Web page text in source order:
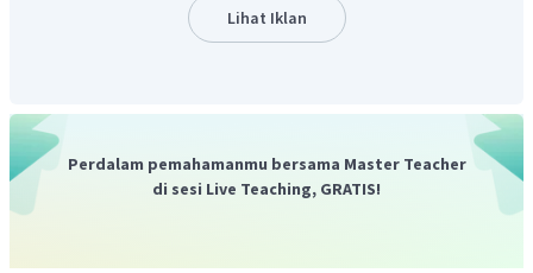
Lihat Iklan
Perdalam pemahamanmu bersama Master Teacher
di sesi Live Teaching, GRATIS!